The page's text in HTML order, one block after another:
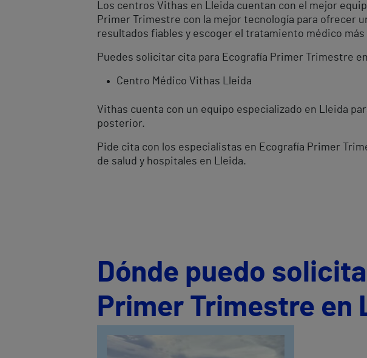
Los centros Vithas en Lleida cuentan con el mejor
Primer Trimestre con la mejor tecnología para ofrecer
resultados fiables y escoger el tratamiento médico más
Puedes solicitar cita para Ecografía Primer Trimestre
Centro Médico Vithas Lleida
Vithas cuenta con un equipo especializado en Lleida
posterior.
Pide cita con los especialistas en Ecografía Primer
de salud y hospitales en Lleida.
Dónde puedo
Primer Trimestre en